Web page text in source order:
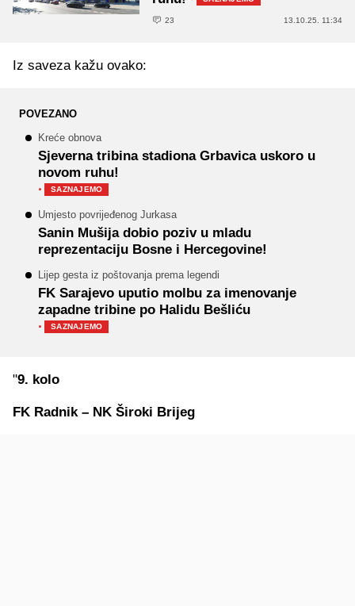
23 13.10.25. 11:34
Iz saveza kažu ovako:
POVEZANO
Kreće obnova
Sjeverna tribina stadiona Grbavica uskoro u
novom ruhu!
· SAZNAJEMO
Umjesto povrijeđenog Jurkasa
Sanin Mušija dobio poziv u mladu
reprezentaciju Bosne i Hercegovine!
Lijep gesta iz poštovanja prema legendi
FK Sarajevo uputio molbu za imenovanje
zapadne tribine po Halidu Bešliću
· SAZNAJEMO
"9. kolo
FK Radnik – NK Široki Brijeg